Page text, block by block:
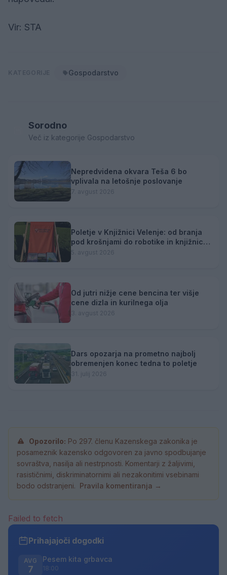
Vir: STA
Gospodarstvo
Sorodno
Več iz kategorije Gospodarstvo
Nepredvidena okvara Teša 6 bo
vplivala na letošnje poslovanje
7. avgust 2026
Poletje v Knjižnici Velenje: od branja
pod krošnjami do robotike in knjižnice
na plaži
5. avgust 2026
Od jutri nižje cene bencina ter višje
cene dizla in kurilnega olja
3. avgust 2026
Dars opozarja na prometno najbolj
obremenjen konec tedna to poletje
31. julij 2026
Opozorilo: Po 297. členu Kazenskega zakonika je
posameznik kazensko odgovoren za javno spodbujanje
sovraštva, nasilja ali nestrpnosti. Komentarji z žaljivimi,
rasističnimi, diskriminatornimi ali nezakonitimi vsebinami
bodo odstranjeni. Pravila komentiranja →
Failed to fetch
Prihajajoči dogodki
AVG
7
Pesem kita grbavca
18:00